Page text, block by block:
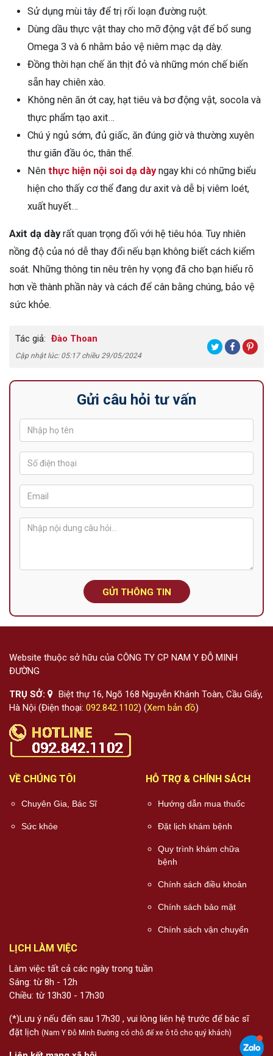
Sử dụng mùi tây để trị rối loạn đường ruột.
Dùng dầu thực vật thay cho mỡ động vật để bổ sung
Omega 3 và 6 nhằm bảo vệ niêm mạc dạ dày.
Đồng thời hạn chế ăn thịt đỏ và những món chế biến
sẵn hay chiên xào.
Không nên ăn ớt cay, hạt tiêu và bơ động vật, socola và
thực phẩm tạo axit…
Chú ý ngủ sớm, đủ giấc, ăn đúng giờ và thường xuyên
thư giãn đầu óc, thân thể.
Nên thực hiện nội soi dạ dàyngay khi có những biểu
hiện cho thấy cơ thể đang dư axit và dễ bị viêm loét,
xuất huyết…
Axit dạ dàyrất quan trọng đối với hệ tiêu hóa. Tuy nhiên
nồng độ của nó dễ thay đổi nếu bạn không biết cách kiểm
soát. Những thông tin nêu trên hy vọng đã cho bạn hiểu rõ
hơn về thành phần này và cách để cân bằng chúng, bảo vệ
sức khỏe.
Tác giả: Đào Thoan
Cập nhật lúc: 05:17 chiều 29/05/2024
Gửi câu hỏi tư vấn
GỬI THÔNG TIN
Website thuộc sở hữu của CÔNG TY CP NAM Y ĐỖ MINH
ĐƯỜNG
TRỤ SỞ:
Biệt thự 16, Ngõ 168 Nguyễn Khánh Toàn, Cầu Giấy,
Hà Nội (Điện thoại: 092.842.1102) (Xem bản đồ)
VỀ CHÚNG TÔI
Chuyên Gia, Bác Sĩ
Sức khỏe
HỖ TRỢ & CHÍNH SÁCH
Hướng dẫn mua thuốc
Đặt lịch khám bệnh
Quy trình khám chữa
bệnh
Chính sách điều khoản
Chính sách bảo mật
Chính sách vận chuyển
LỊCH LÀM VIỆC
Làm việc tất cả các ngày trong tuần
Sáng: từ 8h - 12h
Chiều: từ 13h30 - 17h30
(*)Lưu ý nếu đến sau 17h30 , vui lòng liên hệ trước để bác sĩ
đặt lịch (Nam Y Đỗ Minh Đường có chỗ để xe ô tô cho quý khách)